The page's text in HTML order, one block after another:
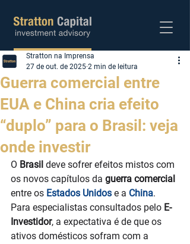
Abra sua conta
Guerra comercial entre
EUA e China cria efeito
“duplo” para o Brasil: veja
onde investir
Stratton na Imprensa
27 de out. de 2025 2 min de leitura
O Brasil deve sofrer efeitos mistos com
os novos capítulos da guerra comercial
entre os Estados Unidos e a China.
Para especialistas consultados pelo E-
Investidor, a expectativa é de que os
ativos domésticos sofram com a